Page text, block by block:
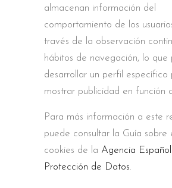
almacenan información del
comportamiento de los
través de la observación
hábitos de navegación, lo que
desarrollar un perfil específico
mostrar publicidad en función
Para más información a este
puede consultar la Guía sobre
cookies de la Agencia
Protección de Datos.